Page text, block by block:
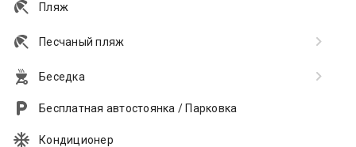
Пляж
Песчаный пляж
Беседка
Бесплатная автостоянка / Парковка
Кондиционер